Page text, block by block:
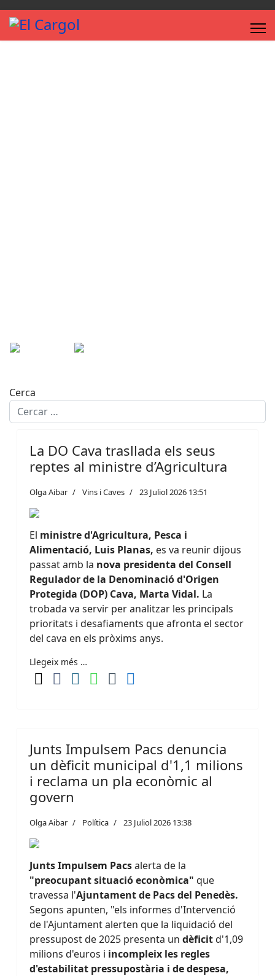
Cerca
La DO Cava trasllada els seus
reptes al ministre d’Agricultura
Olga Aibar Vins i Caves 23 Juliol 2026 13:51
El ministre d'Agricultura, Pesca i
Alimentació, Luis Planas, es va reunir dijous
passat amb la nova presidenta del Consell
Regulador de la Denominació d'Origen
Protegida (DOP) Cava, Marta Vidal. La
trobada va servir per analitzar les principals
prioritats i desafiaments que afronta el sector
del cava en els pròxims anys.
Llegeix més …
Junts Impulsem Pacs denuncia
un dèficit municipal d'1,1 milions
i reclama un pla econòmic al
govern
Olga Aibar Política 23 Juliol 2026 13:38
Junts Impulsem Pacsalerta de la
"preocupant situació econòmica" que
travessa l'Ajuntament de Pacs del Penedès.
Segons apunten, "els informes d'Intervenció
de l'Ajuntament alerten que la liquidació del
pressupost de 2025 presenta un dèficitd'1,09
milions d'euros i incompleix les regles
d'estabilitat pressupostària i de despesa,